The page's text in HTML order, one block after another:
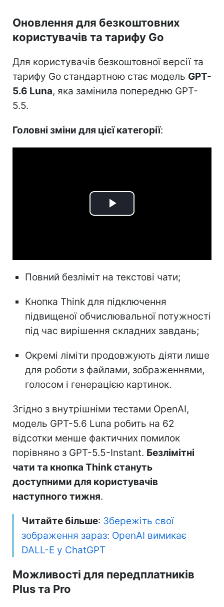
Оновлення для безкоштовних
користувачів та тарифу Go
Для користувачів безкоштовної версії та
тарифу Go стандартною стає модель GPT-
5.6 Luna, яка замінила попередню GPT-
5.5.
Головні зміни для цієї категорії:
Play
Повний безліміт на текстові чати;
Кнопка Think для підключення
підвищеної обчислювальної потужності
під час вирішення складних завдань;
Окремі ліміти продовжують діяти лише
для роботи з файлами, зображеннями,
голосом і генерацією картинок.
Згідно з внутрішніми тестами OpenAI,
модель GPT-5.6 Luna робить на 62
відсотки менше фактичних помилок
порівняно з GPT-5.5-Instant. Безлімітні
чати та кнопка Think стануть
доступними для користувачів
наступного тижня.
Читайте більше: Збережіть свої
зображення зараз: OpenAI вимикає
DALL-E у ChatGPT
Можливості для передплатників
Plus та Pro